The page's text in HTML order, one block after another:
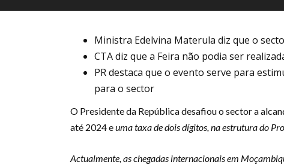
Ministra Edelvina Materula diz que o
CTA diz que a Feira não podia ser
PR destaca que o evento serve para
para o sector
O Presidente da República desafiou o sector a
até 2024 euma taxa de dois dígitos, na estrutura do
Actualmente, as chegadas internacionais em